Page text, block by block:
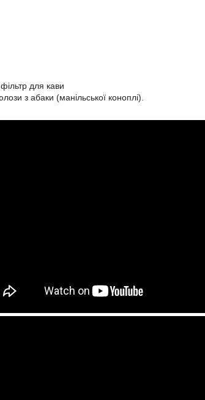
для кави
з абаки (манільської коноплі).